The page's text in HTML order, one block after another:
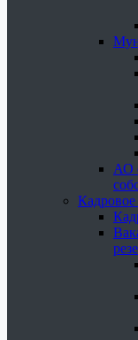
АО
Кадровое